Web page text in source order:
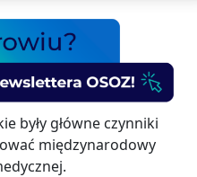
były główne czynniki
międzynarodowy
a wyrażoną zgodę
też wycofać zgodę na
w niektórych celach. Jeżeli
przeprowadzić konfigurację
za pomocą „Ustawień
narzędzi zewnętrznych
Polityce cookies.